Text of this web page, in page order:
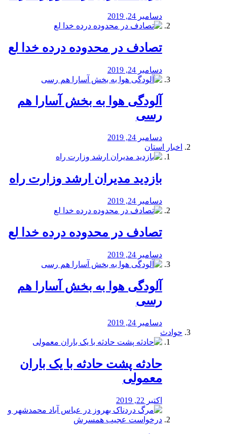
دسامبر 24, 2019
تصادف در محدوده درده خدا لع
دسامبر 24, 2019
آلودگی هوا به بخش آسارا هم
رسی
دسامبر 24, 2019
اخبار استان
بازدید مدیران ارشد وزارت راه
دسامبر 24, 2019
تصادف در محدوده درده خدا لع
دسامبر 24, 2019
آلودگی هوا به بخش آسارا هم
رسی
دسامبر 24, 2019
حوادث
️حادثه پشت حادثه با یک باران
معمولی
اکتبر 22, 2019